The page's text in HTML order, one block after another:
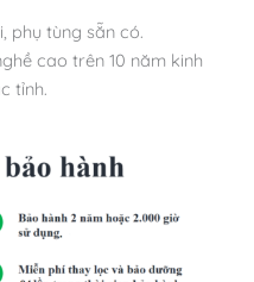
phụ tùng sẵn có.
cao trên 10 năm kinh
tỉnh.